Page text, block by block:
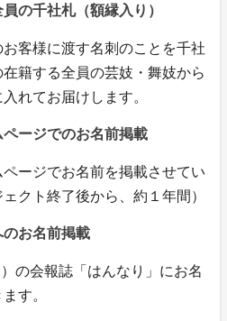
の千社札（額縁入り）
客様に渡す名刺のことを千社
籍する全員の芸妓・舞妓から
れてお届けします。
ージでのお名前掲載
ージでお名前を掲載させてい
クト終了後から、約１年間）
お名前掲載
の会報誌「はんなり」にお名
す。